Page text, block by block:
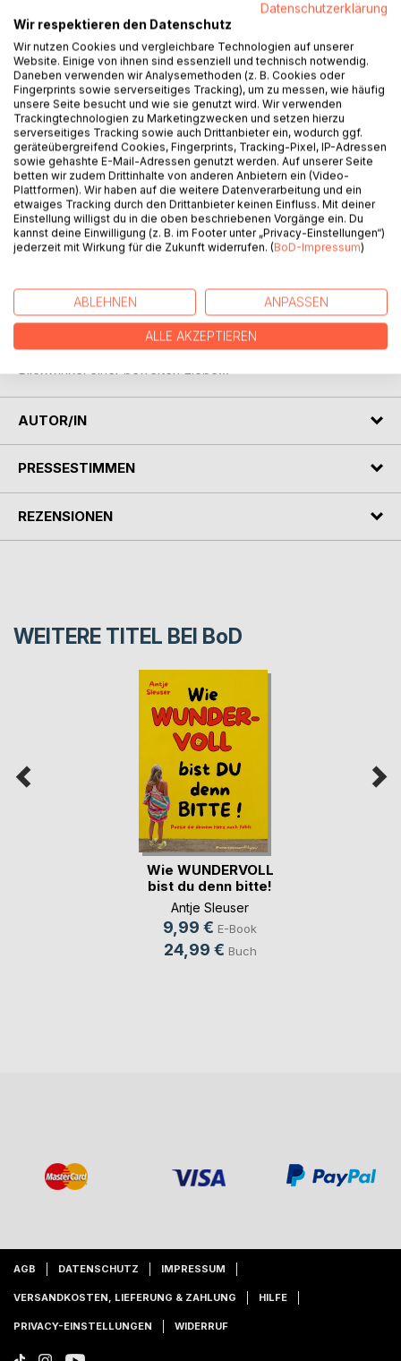
Titel bewerten
BESCHREIBUNG
Ein Buch, auf das niemand gewartet hat und doch heute
von so manchem mehr denn je gebraucht werden könnte...
zauberhaften Momentaufnahmen nimmt Sie ein gereift-
verliebtes Autorenpaar mit auf die Reise durch das Leben.
Hier wird AUCH mit einem Augenzwinkern auf die kleinen
und großen Dinge des Lebens geschaut - aus dem
AUTOR/IN
PRESSESTIMMEN
REZENSIONEN
WEITERE TITEL BEI BoD
Wie WUNDERVOLL
bist du denn bitte!
Antje Sleuser
9,99 € E-Book
24,99 € Buch
AGB DATENSCHUTZ IMPRESSUM
VERSANDKOSTEN, LIEFERUNG & ZAHLUNG HILFE
PRIVACY-EINSTELLUNGEN WIDERRUF
Datenschutzerklärung
Wir respektieren den Datenschutz
Wir nutzen Cookies und vergleichbare Technologien auf unserer
Website. Einige von ihnen sind essenziell und technisch notwendig.
Daneben verwenden wir Analysemethoden (z. B. Cookies oder
Fingerprints sowie serverseitiges Tracking), um zu messen, wie häufig
unsere Seite besucht und wie sie genutzt wird. Wir verwenden
Trackingtechnologien zu Marketingzwecken und setzen hierzu
serverseitiges Tracking sowie auch Drittanbieter ein, wodurch ggf.
geräteübergreifend Cookies, Fingerprints, Tracking-Pixel, IP-Adressen
sowie gehashte E-Mail-Adressen genutzt werden. Auf unserer Seite
betten wir zudem Drittinhalte von anderen Anbietern ein (Video-
Plattformen). Wir haben auf die weitere Datenverarbeitung und ein
etwaiges Tracking durch den Drittanbieter keinen Einfluss. Mit deiner
Einstellung willigst du in die oben beschriebenen Vorgänge ein. Du
kannst deine Einwilligung (z. B. im Footer unter „Privacy-Einstellungen“)
jederzeit mit Wirkung für die Zukunft widerrufen. (BoD-Impressum)
ABLEHNEN ANPASSEN
ALLE AKZEPTIEREN